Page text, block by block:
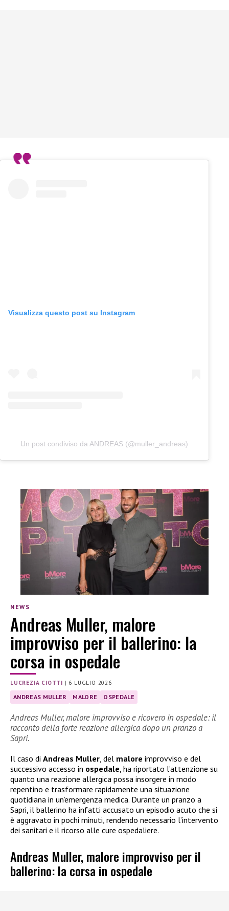
Visualizza questo post su Instagram
Un post condiviso da ANDREAS (@muller_andreas)
NEWS
Andreas Muller, malore
improvviso per il ballerino: la
corsa in ospedale
LUCREZIA CIOTTI | 6 LUGLIO 2026
ANDREAS MULLER MALORE OSPEDALE
Andreas Muller, malore improvviso e ricovero in ospedale: il
racconto della forte reazione allergica dopo un pranzo a
Sapri.
Il caso di Andreas Muller, del malore improvviso e del
successivo accesso in ospedale, ha riportato l’attenzione su
quanto una reazione allergica possa insorgere in modo
repentino e trasformare rapidamente una situazione
quotidiana in un’emergenza medica. Durante un pranzo a
Sapri, il ballerino ha infatti accusato un episodio acuto che si
è aggravato in pochi minuti, rendendo necessario l’intervento
dei sanitari e il ricorso alle cure ospedaliere.
Andreas Muller, malore improvviso per il
ballerino: la corsa in ospedale